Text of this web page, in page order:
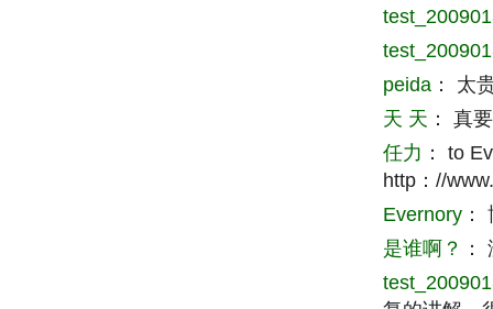
peida ： 太
天 天 ： 真
任力 ： to
http：//
Evernory ：
是谁啊？
：